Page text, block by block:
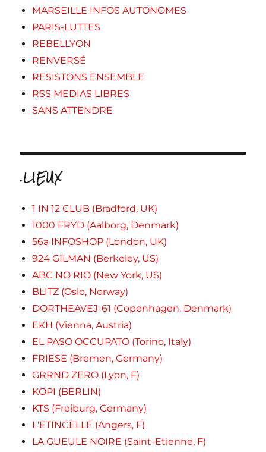
MARSEILLE INFOS AUTONOMES
PARIS-LUTTES
REBELLYON
RENVERSÉ
RESISTONS ENSEMBLE
RSS MEDIAS LIBRES
SANS ATTENDRE
.LIEUX
1 IN 12 CLUB (Bradford, UK)
1000 FRYD (Aalborg, Denmark)
56a INFOSHOP (London, UK)
924 GILMAN (Berkeley, US)
ABC NO RIO (New York, US)
BLITZ (Oslo, Norway)
DORTHEAVEJ-61 (Copenhagen, Denmark)
EKH (Vienna, Austria)
EL PASO OCCUPATO (Torino, Italy)
FRIESE (Bremen, Germany)
GRRND ZERO (Lyon, F)
KOPI (BERLIN)
KTS (Freiburg, Germany)
L'ETINCELLE (Angers, F)
LA GUEULE NOIRE (Saint-Etienne, F)